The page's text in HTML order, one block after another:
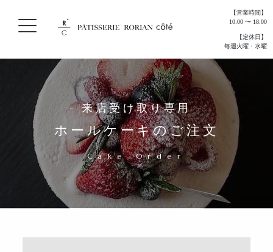
【営業時間】
10:00 〜 18:00
【定休日】
毎週火曜・水曜
- 来店受け取り専用 -
ホールケーキのご注文
Cake Order